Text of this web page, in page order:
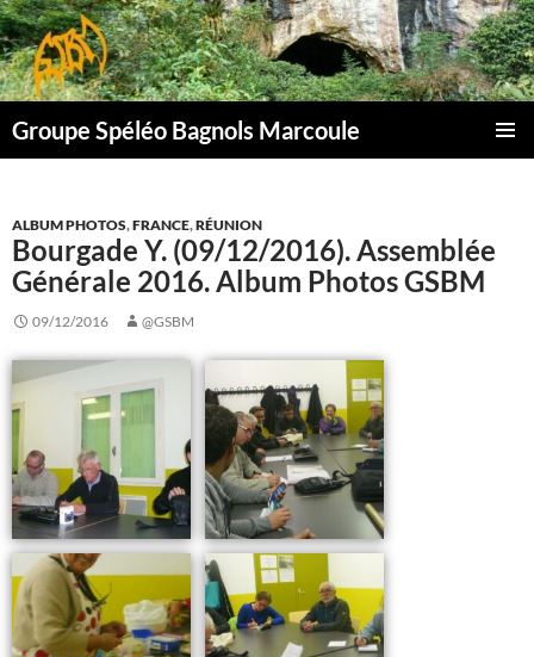
Aller
au
contenu
Groupe Spéléo Bagnols Marcoule
ALBUM PHOTOS,FRANCE,RÉUNION
Bourgade Y. (09/12/2016). Assemblée
Générale 2016. Album Photos GSBM
09/12/2016 @GSBM